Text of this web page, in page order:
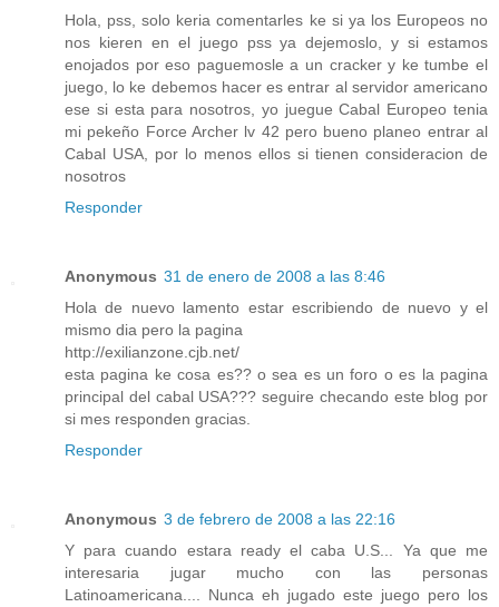
Hola, pss, solo keria comentarles ke si ya los Europeos no
nos kieren en el juego pss ya dejemoslo, y si estamos
enojados por eso paguemosle a un cracker y ke tumbe el
juego, lo ke debemos hacer es entrar al servidor americano
ese si esta para nosotros, yo juegue Cabal Europeo tenia
mi pekeño Force Archer lv 42 pero bueno planeo entrar al
Cabal USA, por lo menos ellos si tienen consideracion de
nosotros
Responder
Anonymous 31 de enero de 2008 a las 8:46
Hola de nuevo lamento estar escribiendo de nuevo y el
mismo dia pero la pagina
http://exilianzone.cjb.net/
esta pagina ke cosa es?? o sea es un foro o es la pagina
principal del cabal USA??? seguire checando este blog por
si mes responden gracias.
Responder
Anonymous 3 de febrero de 2008 a las 22:16
Y para cuando estara ready el caba U.S... Ya que me
interesaria jugar mucho con las personas
Latinoamericana.... Nunca eh jugado este juego pero los